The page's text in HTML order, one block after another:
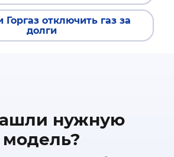
отключить газ за
долги
нужную
модель?